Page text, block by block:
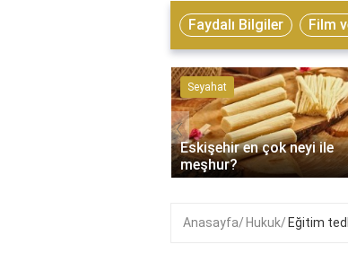
Faydalı Bilgiler Film
Seyahat
Eskişehir en çok neyi ile
meşhur?
‹
Anasayfa Hukuk Eğitim